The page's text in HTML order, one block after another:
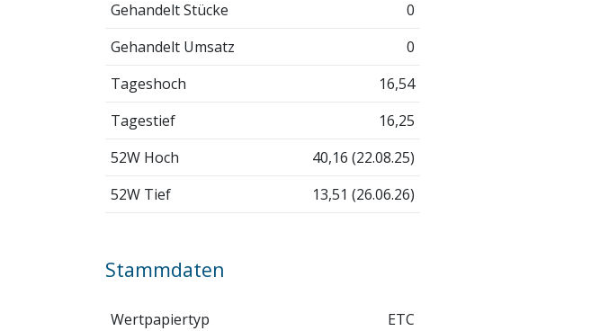
Gehandelt Stücke
0
Gehandelt Umsatz
0
Tageshoch
16,54
Tagestief
16,25
52W Hoch
40,16 (22.08.25)
52W Tief
13,51 (26.06.26)
Stammdaten
Wertpapiertyp
ETC